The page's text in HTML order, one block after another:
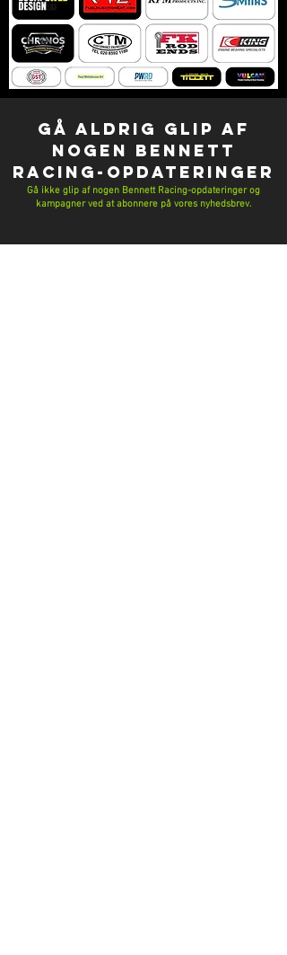
GÅ ALDRIG Glip af
NOGEN Bennett
Racing-OPDATERINGER
Gå ikke glip af nogen Bennett Racing-opdateringer og
kampagner ved at abonnere på vores nyhedsbrev.